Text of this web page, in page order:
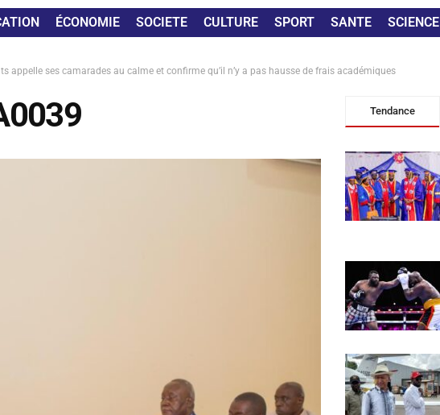
ÉCONOMIE SOCIETE CULTURE SPORT SANTE SCIENCE
appelle ses camarades au calme et confirme qu’il n’y a pas hausse de frais académiques
Tendance